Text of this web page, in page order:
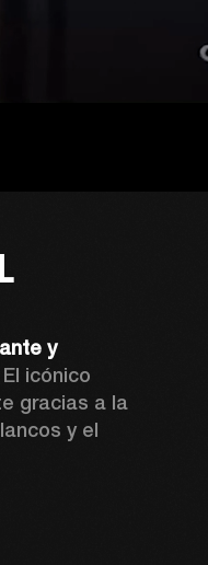
y
El icónico
gracias a la
y el